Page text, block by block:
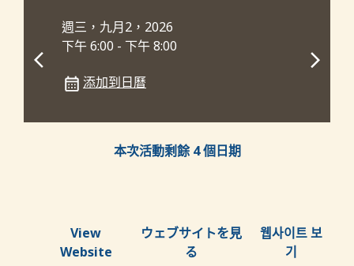
週三，九月2，2026
下午 6:00 - 下午 8:00
添加到日曆
本次活動剩餘 4 個日期
View
Website
ウェブサイトを見
る
웹사이트 보
기